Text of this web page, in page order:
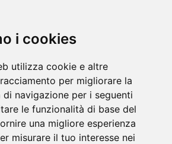
i cookies
utilizza cookie e altre
per migliorare la
di navigazione per i seguenti
le funzionalità di base del
una migliore esperienza
misurare il tuo interesse nei